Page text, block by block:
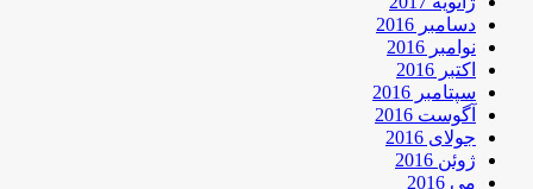
دسامبر 2016
نوامبر 2016
اکتبر 2016
سپتامبر 2016
آگوست 2016
جولای 2016
ژوئن 2016
می 2016